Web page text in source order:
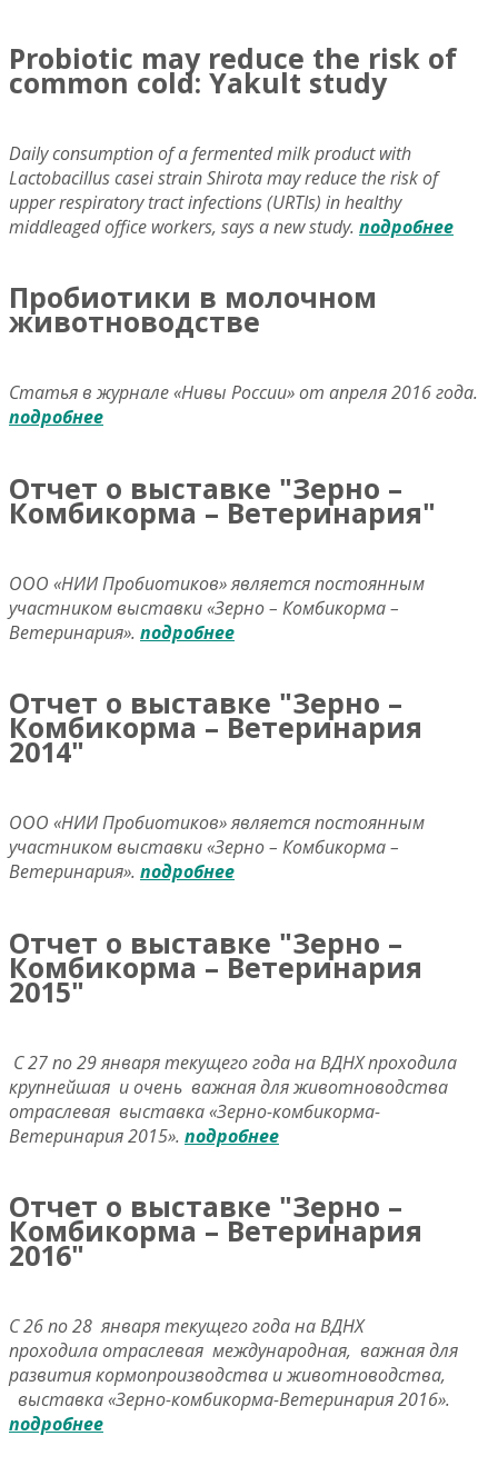
Probiotic may reduce the risk of
common cold: Yakult study
Daily consumption of a fermented milk product with
Lactobacillus casei strain Shirota may reduce the risk of
upper respiratory tract infections (URTIs) in healthy
middleaged office workers, says a new study. подробнее
Пробиотики в молочном
животноводстве
Статья в журнале «Нивы России» от апреля 2016 года.
подробнее
Отчет о выставке "Зерно –
Комбикорма – Ветеринария"
ООО «НИИ Пробиотиков» является постоянным
участником выставки «Зерно – Комбикорма –
Ветеринария». подробнее
Отчет о выставке "Зерно –
Комбикорма – Ветеринария
2014"
ООО «НИИ Пробиотиков» является постоянным
участником выставки «Зерно – Комбикорма –
Ветеринария». подробнее
Отчет о выставке "Зерно –
Комбикорма – Ветеринария
2015"
С 27 по 29 января текущего года на ВДНХ проходила
крупнейшая и очень важная для животноводства
отраслевая выставка «Зерно-комбикорма-
Ветеринария 2015». подробнее
Отчет о выставке "Зерно –
Комбикорма – Ветеринария
2016"
С 26 по 28 января текущего года на ВДНХ
проходила отраслевая международная, важная для
развития кормопроизводства и животноводства,
выставка «Зерно-комбикорма-Ветеринария 2016».
подробнее